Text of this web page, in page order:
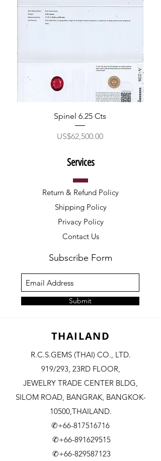
Spinel 6.25 Cts
ราคา
US$62,500.00
Services
Return & Refund Policy
Shipping Policy
Privacy Policy
Contact Us
Subscribe Form
Submit
THAILAND
R.C.S.GEMS (THAI) CO., LTD.
919/293, 23RD FLOOR,
JEWELRY TRADE CENTER BLDG,
SILOM ROAD, BANGRAK, BANGKOK-
10500,THAILAND.
✆+66-817516716
✆+66-891629515
✆+66-829587123